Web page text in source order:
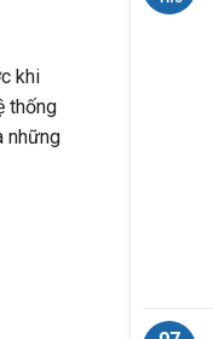
khi
thống
những